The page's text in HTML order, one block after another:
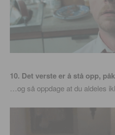
10. Det verste er å stå opp,
…og så oppdage at du aldeles